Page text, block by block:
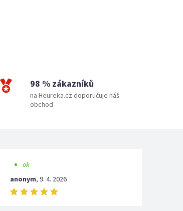
98 % zákazníků
na Heureka.cz doporučuje náš
obchod
ok
anonym, 9. 4. 2026